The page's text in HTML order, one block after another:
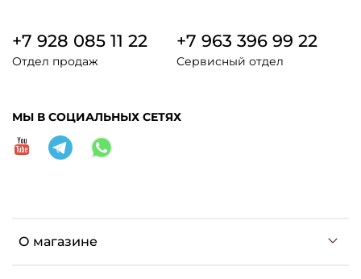
О магазине
+7 928 085 11 22
Отдел продаж
+7 963 396 99 22
Сервисный отдел
МЫ В СОЦИАЛЬНЫХ СЕТЯХ